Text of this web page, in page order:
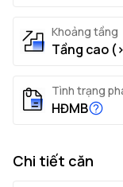
Khoảng tầng
Tầng cao
Tình trạng
HĐMB
Chi tiết căn